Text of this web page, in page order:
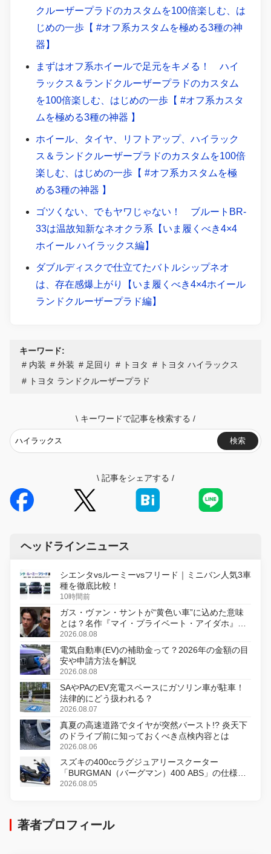
クルーザープラドのカスタムを100倍楽しむ、は
じめの一歩【 #オフ系カスタムを極める3種の神
器】
まずはオフ系ホイールで足元をキメる！ ハイ
ラックス＆ランドクルーザープラドのカスタム
を100倍楽しむ、はじめの一歩【 #オフ系カスタ
ムを極める3種の神器 】
ホイール、タイヤ、リフトアップ、ハイラック
ス＆ランドクルーザープラドのカスタムを100倍
楽しむ、はじめの一歩【 #オフ系カスタムを極
める3種の神器 】
ゴツくない、でもヤワじゃない！ ブルートBR-
33は温故知新なネオクラ系【いま履くべき4×4
ホイール ハイラックス編】
ダブルディスクで仕立てたバトルシップネオ
は、存在感爆上がり【いま履くべき4×4ホイール
ランドクルーザープラド編】
キーワード:
内装
外装 足回り トヨタ
トヨタ ハイラックス
トヨタ ランドクルーザープラド
\ キーワードで記事を検索する /
検索
\ 記事をシェアする /
ヘッドラインニュース
シエンタvsルーミーvsフリード｜ミニバン人気3車
種を徹底比較！
10時間前
ガス・ヴァン・サントが“黄色い車”に込めた意味
とは？名作『マイ・プライベート・アイダホ』が
初のデジタルリマスター版で復活
2026.08.08
電気自動車(EV)の補助金って？2026年の金額の目
安や申請方法を解説
2026.08.08
SAやPAのEV充電スペースにガソリン車が駐車！
法律的にどう扱われる？
2026.08.07
真夏の高速道路でタイヤが突然バースト!? 炎天下
のドライブ前に知っておくべき点検内容とは
2026.08.06
スズキの400ccラグジュアリースクーター
「BURGMAN（バーグマン）400 ABS」の仕様を
変更し、8月18日に発売
2026.08.05
著者プロフィール